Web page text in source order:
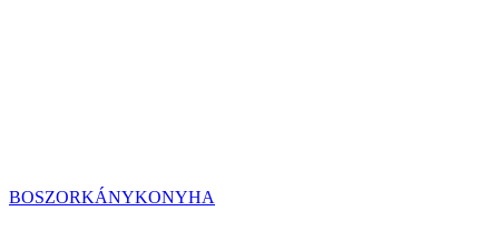
BOSZORKÁNYKONYHA